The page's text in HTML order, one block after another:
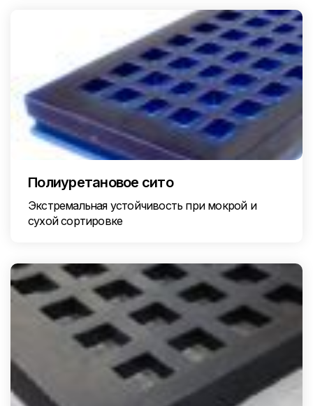
Полиуретановое сито
Экстремальная устойчивость при мокрой и
сухой сортировке